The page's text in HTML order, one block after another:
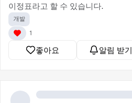
이정표라고 할 수 있습니다.
개발
1
좋아요 알림 받기